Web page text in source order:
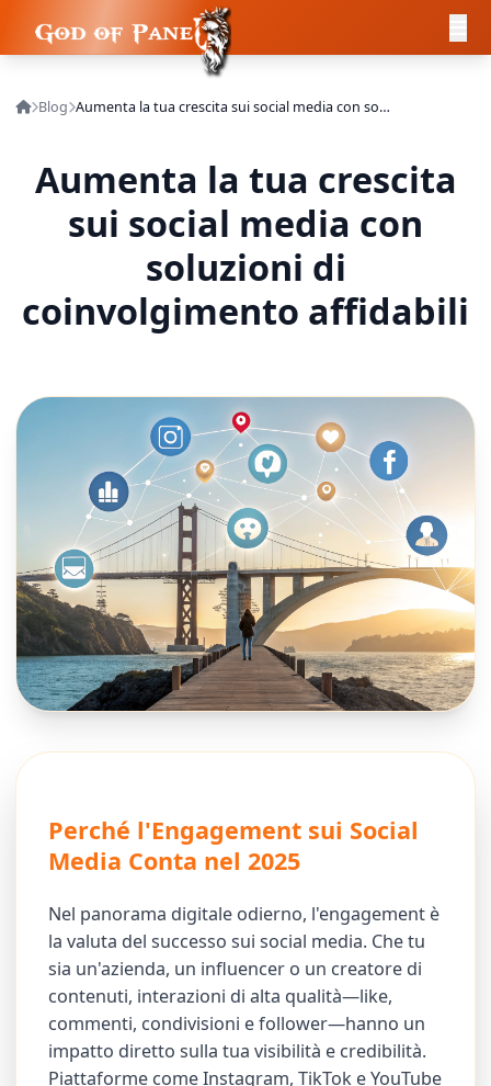
Blog Aumenta la tua crescita sui social media con soluzioni di coinvolgimento affidabili
Aumenta la tua crescita
sui social media con
soluzioni di
coinvolgimento affidabili
Perché l'Engagement sui Social
Media Conta nel 2025
Nel panorama digitale odierno, l'engagement è
la valuta del successo sui social media. Che tu
sia un'azienda, un influencer o un creatore di
contenuti, interazioni di alta qualità—like,
commenti, condivisioni e follower—hanno un
impatto diretto sulla tua visibilità e credibilità.
Piattaforme come Instagram, TikTok e YouTube